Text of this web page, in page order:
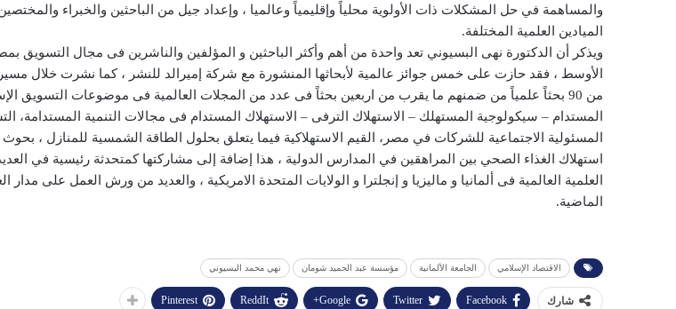
والمساهمة في حل المشكلات ذات الأولوية محلياً وإقليمياً وعالميا ، وإعداد جيل من الباحثين والخبراء
الميادين العلمية المختلفة.
ويذكر أن الدكتورة نهى البسيوني تعد واحدة من أهم وأكثر الباحثين و المؤلفين والناشرين فى مجال التسويق
الأوسط ، فقد حازت على خمس جوائز عالمية لأبحاثها المنشورة مع شركة إميرالد للنشر ، كما نشرت خلال
من 90 بحثاً علمياً من ضمنهم ما يقرب من اربعين بحثاً فى عدد من المجلات العالمية فى موضوعات التسويق
المستدام – سيكولوجية المستهلك – الاستهلاك الترفى – الاستهلاك المستدام فى مجالات التنمية المستدامة،
المسئولية الاجتماعية للشركات في مصر، القيم الاستهلاكية فيما يتعلق بحلول الطاقة الشمسية للمنازل ، بحوث
استهلاك الغذاء الصحي بين المراهقين في المدارس الدولية ، هذا إضافة إلى مشاركتها كمتحدثة رئيسية في
العلمية العالمية فى ألمانيا و ماليزيا و إنجلترا و الولايات المتحدة الامريكية ، والعديد من ورش العمل على
الماضية.
الاقتصاد الإسلامي الجامعة الألمانية مؤسسة عبد الحميد شومان نهي محمد البسيوني
شارك Facebook
Twitter
Google+
ReddIt
Pinterest